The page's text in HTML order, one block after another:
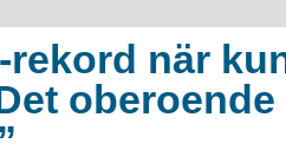
rekord när